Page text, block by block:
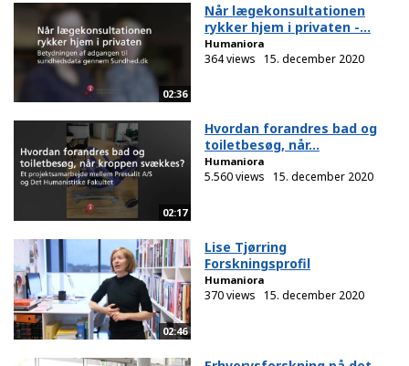
02:36
Når lægekonsultationen
rykker hjem i privaten -...
Humaniora
364 views 15. december 2020
02:17
Hvordan forandres bad og
toiletbesøg, når...
Humaniora
5.560 views 15. december 2020
02:46
Lise Tjørring
Forskningsprofil
Humaniora
370 views 15. december 2020